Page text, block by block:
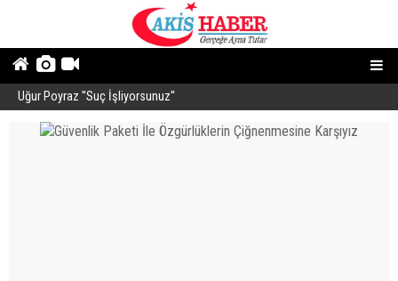
Uğur Poyraz ''Suç İşliyorsunuz''